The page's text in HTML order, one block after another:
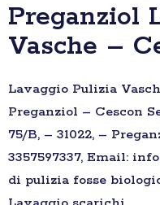
Preganziol
Vasche –
Lavaggio Pulizia
Preganziol – Cescon
75/B, – 31022, –
3357597337, Email:
di pulizia fosse